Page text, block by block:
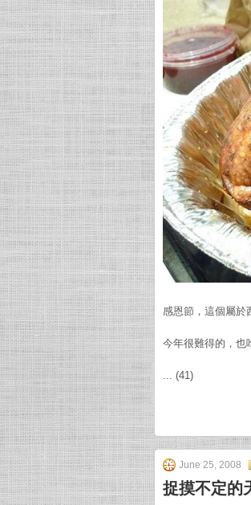
感恩節，這個屬於
今年很難得的，也
... (41)
June 25, 2008
捉摸不定的